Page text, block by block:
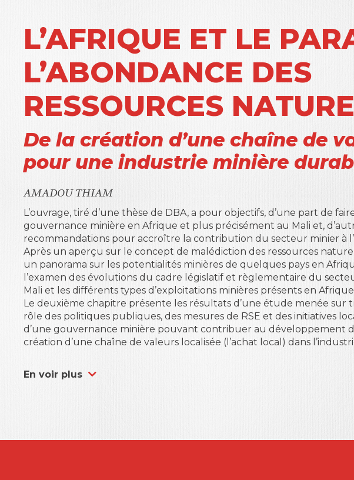
L’AFRIQUE ET LE
L’ABONDANCE DES
RESSOURCES
De la création d’une chaîne de
pour une industrie minière
AMADOU THIAM
L’ouvrage, tiré d’une thèse de DBA, a pour objectifs, d’une part de
gouvernance minière en Afrique et plus précisément au Mali et,
recommandations pour accroître la contribution du secteur minier à
Après un aperçu sur le concept de malédiction des ressources
un panorama sur les potentialités minières de quelques pays en
l’examen des évolutions du cadre législatif et règlementaire du
Mali et les différents types d’exploitations minières présents en
Le deuxième chapitre présente les résultats d’une étude menée sur
rôle des politiques publiques, des mesures de RSE et des initiatives
d’une gouvernance minière pouvant contribuer au développement
création d’une chaîne de valeurs localisée (l’achat local) dans
En voir plus